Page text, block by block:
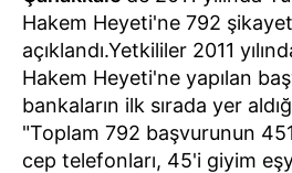
Hakem Heyeti'ne 792
açıklandı.Yetkililer 2011
Hakem Heyeti'ne yapılan
bankaların ilk sırada yer
"Toplam 792 başvurunun
cep telefonları, 45'i giyim